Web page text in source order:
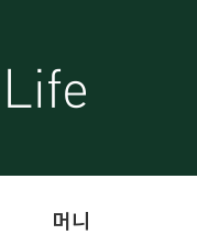
머니